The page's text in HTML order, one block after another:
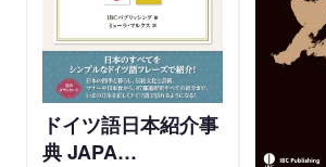
ドイツ語日本紹介事
典 JAPA…